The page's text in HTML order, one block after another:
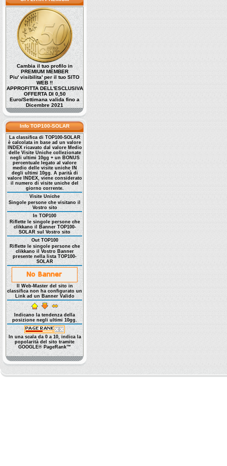
Cambia il tuo profilo in
PREMIUM MEMBER
Piu' visibilita' per il tuo SITO
WEB !!
APPROFITTA DELL'ESCLUSIVA
OFFERTA DI 0,50
Euro/Settimana valida fino a
Dicembre 2021
Info TOP100-SOLAR
La classifica di TOP100-SOLAR
è calcolata in base ad un valore
INDEX ricavato dal valore Medio
delle Visite Uniche collezionate
negli ultimi 10gg + un BONUS
percentuale legato al valore
medio delle visite uniche IN
degli ultimi 10gg. A parità di
valore INDEX, viene considerato
il numero di visite uniche del
giorno corrente.
Visite Uniche
Singole persone che visitano il
Vostro sito
In TOP100
Riflette le singole persone che
clikkano il Banner TOP100-
SOLAR sul Vostro sito
Out TOP100
Riflette le singole persone che
clikkano il Vostro Banner
presente nella lista TOP100-
SOLAR
Il Web-Master del sito in
classifica non ha configurato un
Link ad un Banner Valido
Indicano la tendenza della
posizione negli ultimi 10gg.
In una scala da 0 a 10, indica la
popolarità del sito tramite
GOOGLE® PageRank™